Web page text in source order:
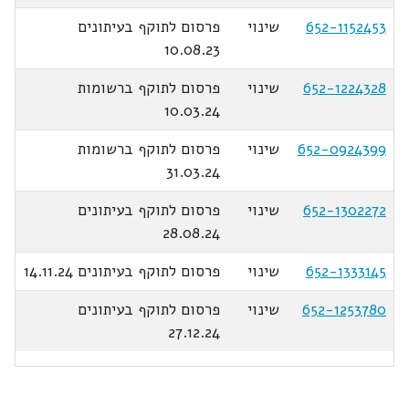
652-1152453
שינוי
פרסום לתוקף בעיתונים
10.08.23
652-1224328
שינוי
פרסום לתוקף ברשומות
10.03.24
652-0924399
שינוי
פרסום לתוקף ברשומות
31.03.24
652-1302272
שינוי
פרסום לתוקף בעיתונים
28.08.24
652-1333145
שינוי
פרסום לתוקף בעיתונים 14.11.24
652-1253780
שינוי
פרסום לתוקף בעיתונים
27.12.24